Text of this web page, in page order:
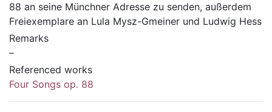
88 an seine Münchner Adresse zu senden, außerdem
Freiexemplare an Lula Mysz-Gmeiner und Ludwig Hess
Remarks
–
Referenced works
Four Songs op. 88